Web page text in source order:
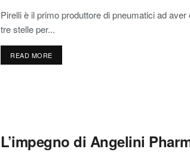
Pirelli è il primo produttore di pneumatici ad
tre stelle per...
READ MORE
L’impegno di Angelini